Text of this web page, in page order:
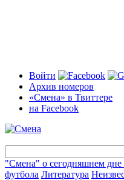
Войти
Архив номеров
«Смена» в Твиттере
на Facebook
"Смена" о сегодняшнем дне
футбола Литература